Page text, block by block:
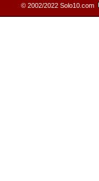
© 2002/2022 Solo10.com